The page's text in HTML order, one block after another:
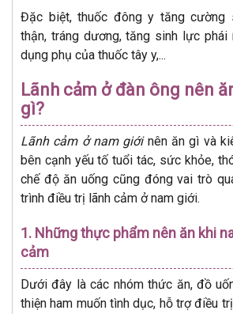
Đặc biệt, thuốc đông y tăng cường
thận, tráng dương, tăng sinh lực phái
dụng phụ của thuốc tây y,...
Lãnh cảm ở đàn ông nên
gì?
Lãnh cảm ở nam giớinên ăn gì và
bên cạnh yếu tố tuổi tác, sức khỏe,
chế độ ăn uống cũng đóng vai trò
trình điều trị lãnh cảm ở nam giới.
1. Những thực phẩm nên ăn khi
cảm
Dưới đây là các nhóm thức ăn, đồ
thiện ham muốn tình dục, hỗ trợ điều